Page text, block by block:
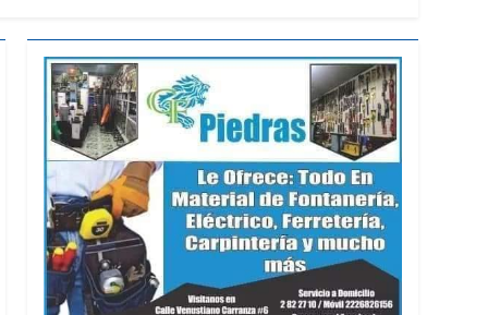
PRD TLAXCALA
a la prensa